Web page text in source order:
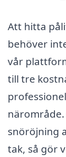
Att hitta
behöver
vår
till tre
snöröjning
tak, så gör